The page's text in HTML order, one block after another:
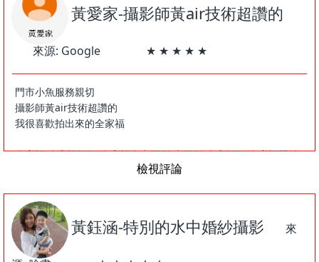
人寫真照,藝術寫真,美少女寫真,,個人寫真台中寫真,個人寫真台中
攝影,水攝影,個人寫真台中個人寫真拍攝,台中個人寫真,情侶個人
寫真台中寫真,水底個人寫真,個人寫真攝影,個人寫真,藝術個人寫
真台中寫真,個人寫真個人寫真台中寫真,個人寫真台中,孕婦個人寫
真台中寫真,水底個人寫真,,水底情侶個人寫真台中寫真,水底個人
寫真攝影,水底藝術個人寫真台中寫真,水底個人寫真,水底個人寫真
個人寫真台中寫真,水底個人寫真台中,水底孕婦個人寫真台中寫真,
個人寫真台中藝術個人寫真台中寫真個人寫真,,個人寫真台中個人
台中,個人寫真台中個人寫真孕婦個人寫真台中寫真,個人寫真台中
黃愛家-攝影師黃air技術超讚的
來源: Google ★ ★ ★ ★ ★
門市小魚服務親切
攝影師黃air技術超讚的
我很喜歡拍出來的全家福
全家福,全家福攝影,全家福台中攝影,水攝影,水底攝影,全家福照,全
家福台中全家福,全家福,全家福台中,孕婦照,全家福照,藝術寫真,美
家福拍攝,台中全家福,情侶全家福台中寫真,水底全家福,全家福攝
影,全家福,藝術全家福台中寫真,全家福全家福台中寫真,全家福台
中,孕婦全家福台中寫真,水底全家福,,水底情侶全家福台中寫真,水
底全家福攝影,水底藝術全家福台中寫真,水底全家福,水底全家福全
檢視評論
黃鈺涵-特別的水中婚紗攝影 來